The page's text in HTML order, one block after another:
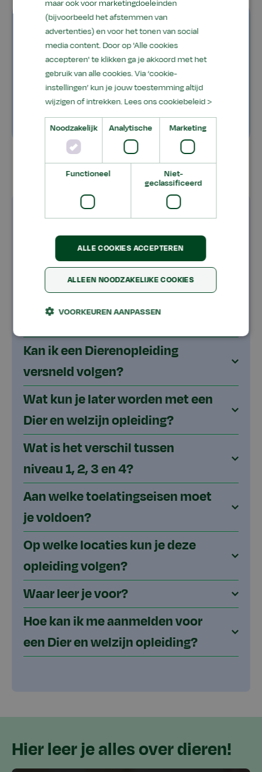
Ontdek de Dier en
welzijn opleidingen en
stel je vragen
Kom kennismaken!
Veelgestelde vragen
Kan ik een Dierenopleiding in
BOL volgen?
Kan ik een Dier en welzijn
Kan ik een Dierenopleiding
versneld volgen?
Wat kun je later worden met een
Dier en welzijn opleiding?
Wat is het verschil tussen
niveau 1, 2, 3 en 4?
Aan welke toelatingseisen moet
je voldoen?
Op welke locaties kun je deze
opleiding volgen?
Waar leer je voor?
Hoe kan ik me aanmelden voor
een Dier en welzijn opleiding?
Hier leer je alles over dieren!
maar ook voor marketingdoeleinden
(bijvoorbeeld het afstemmen van
advertenties) en voor het tonen van social
media content. Door op 'Alle cookies
accepteren' te klikken ga je akkoord met het
gebruik van alle cookies. Via ‘cookie-
instellingen’ kun je jouw toestemming altijd
wijzigen of intrekken. Lees ons cookiebeleid >
Noodzakelijk Analytische Marketing
Functioneel
Niet-
geclassificeerd
ALLE COOKIES ACCEPTEREN
ALLEEN NOODZAKELIJKE COOKIES
VOORKEUREN AANPASSEN